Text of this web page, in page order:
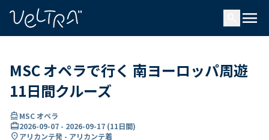
menu
MSC オペラで行く 南ヨーロッパ周遊
11日間クルーズ
directions_boatMSC オペラ
card_travel2026-09-07 - 2026-09-17 (11日間)
location_onアリカンテ発 - アリカンテ着